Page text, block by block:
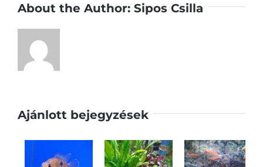
About the Author: Sipos Csilla
Ajánlott bejegyzések